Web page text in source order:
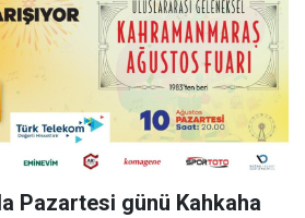
Pazartesi günü Kahkaha